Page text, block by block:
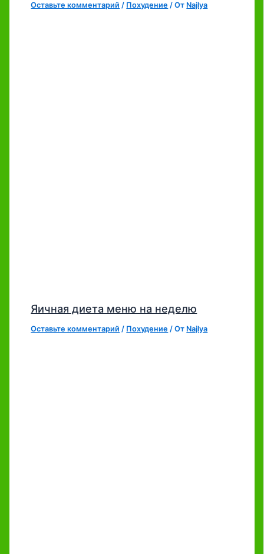
Оставьте комментарий / Похудение / От Najlya
Яичная диета меню на неделю
Оставьте комментарий / Похудение / От Najlya